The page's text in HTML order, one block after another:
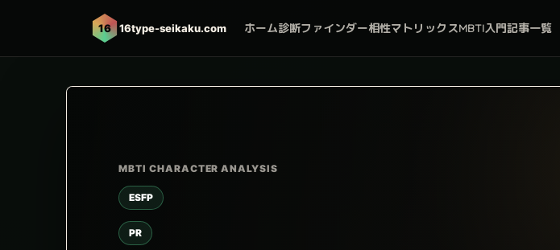
16 16type-seikaku.com ホーム診断ファインダー相性マトリックスMBTI入門記事一覧
ESFP
PR